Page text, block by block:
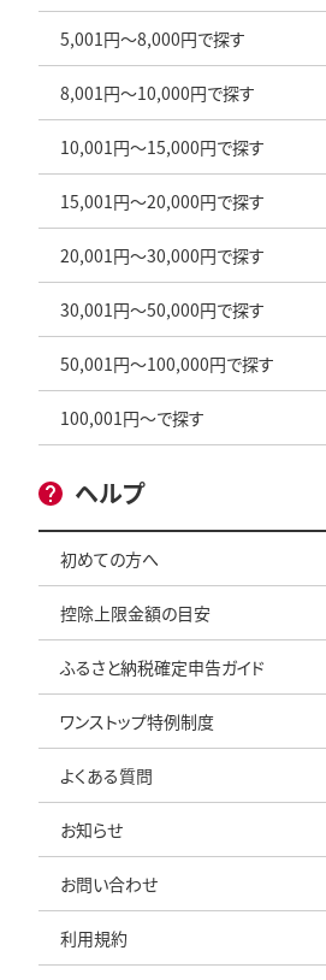
5,001円～8,000円で探す
8,001円～10,000円で探す
10,001円～15,000円で探す
15,001円～20,000円で探す
20,001円～30,000円で探す
30,001円～50,000円で探す
50,001円～100,000円で探す
100,001円～で探す
ヘルプ
初めての方へ
控除上限金額の目安
ふるさと納税確定申告ガイド
ワンストップ特例制度
よくある質問
お知らせ
お問い合わせ
利用規約